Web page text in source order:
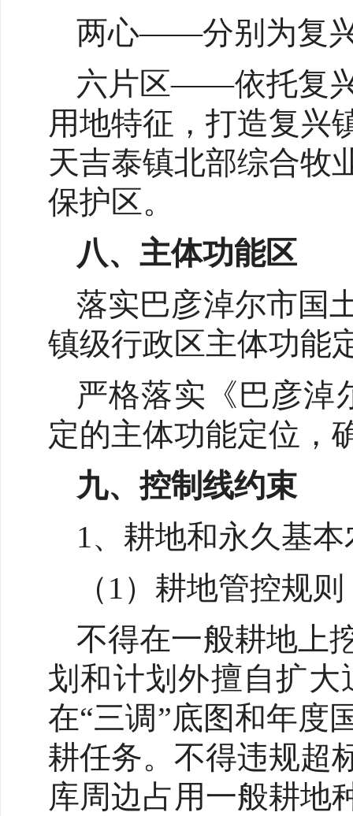
两心——分别为复
六片区——依托复
用地特征，打造复兴
天吉泰镇北部综合牧
保护区。
八、主体功能区
落实巴彦淖尔市国
镇级行政区主体功能
严格落实《巴彦淖
定的主体功能定位，
九、控制线约束
1、耕地和永久基本
（1）耕地管控规则
不得在一般耕地上
划和计划外擅自扩
在“三调”底图和年度
耕任务。不得违规超
库周边占用一般耕地